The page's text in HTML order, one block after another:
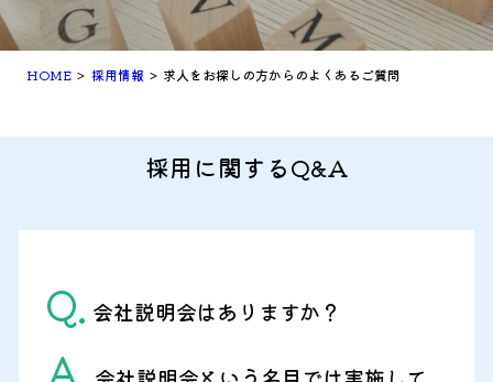
HOME > 採用情報 > 求人をお探しの方からのよくあるご質問
採用に関するQ&A
Q. 会社説明会はありますか？
A.